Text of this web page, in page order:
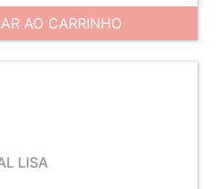
AO CARRINHO
LISA